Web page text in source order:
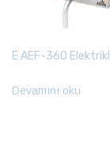
E AEF-360
Devamını oku